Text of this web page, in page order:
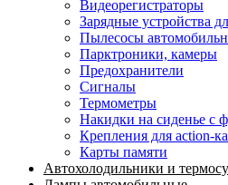
Видеорегистраторы
Зарядные устройства
Пылесосы
Парктроники, камеры
Предохранители
Сигналы
Термометры
Накидки на сиденье с
Крепления для action-
Карты памяти
Автохолодильники и